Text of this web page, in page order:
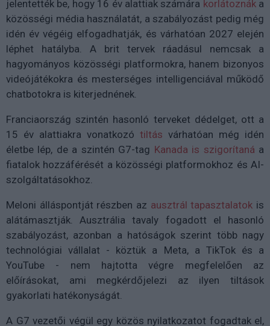
jelentették be, hogy 16 év alattiak számára korlátoznáka
közösségi média használatát, a szabályozást pedig még
idén év végéig elfogadhatják, és várhatóan 2027 elején
léphet hatályba. A brit tervek ráadásul nemcsak a
hagyományos közösségi platformokra, hanem bizonyos
videójátékokra és mesterséges intelligenciával működő
chatbotokra is kiterjednének.
Franciaország szintén hasonló terveket dédelget, ott a
15 év alattiakra vonatkozó tiltás várhatóan még idén
életbe lép, de a szintén G7-tag Kanada is szigorítaná a
fiatalok hozzáférését a közösségi platformokhoz és AI-
szolgáltatásokhoz.
Meloni álláspontját részben az ausztrál tapasztalatok is
alátámasztják. Ausztrália tavaly fogadott el hasonló
szabályozást, azonban a hatóságok szerint több nagy
technológiai vállalat - köztük a Meta, a TikTok és a
YouTube - nem hajtotta végre megfelelően az
előírásokat, ami megkérdőjelezi az ilyen tiltások
gyakorlati hatékonyságát.
A G7 vezetői végül egy közös nyilatkozatot fogadtak el,